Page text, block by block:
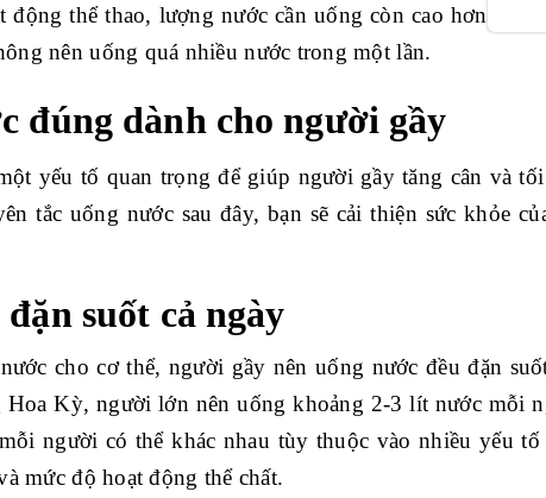
thể thao, lượng nước cần uống còn cao hơn nữa.
nên uống quá nhiều nước trong một lần.
đúng dành cho người gầy
yếu tố quan trọng để giúp người gầy tăng cân và
tắc uống nước sau đây, bạn sẽ cải thiện sức khỏe
suốt cả ngày
cho cơ thể, người gầy nên uống nước đều đặn
Kỳ, người lớn nên uống khoảng 2-3 lít nước mỗi
người có thể khác nhau tùy thuộc vào nhiều yếu
mức độ hoạt động thể chất.